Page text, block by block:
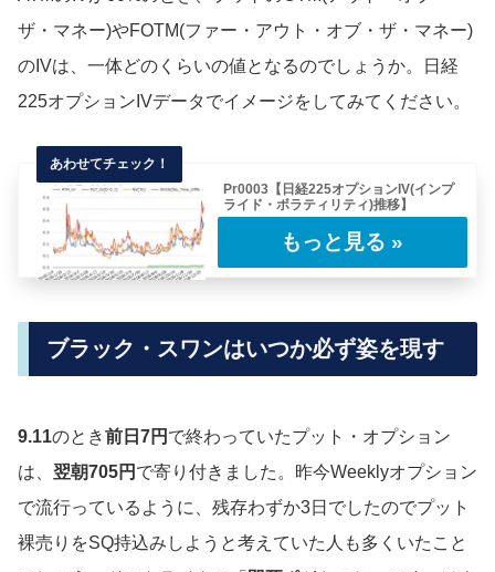
ザ・マネー)やFOTM(ファー・アウト・オブ・ザ・マネー)
のIVは、一体どのくらいの値となるのでしょうか。日経
225オプションIVデータでイメージをしてみてください。
Pr0003【日経225オプションIV(インプ
ライド・ボラティリティ)推移】
イムまで、日経225オプションIVスマイル……
ブラック・スワンはいつか必ず姿を現す
9.11のとき前日7円 で終わっていたプット・オプション
は、 翌朝705円 で寄り付きました。昨今Weeklyオプション
で流行っているように、残存わずか3日でしたのでプット
裸売りをSQ持込みしようと考えていた人も多くいたこと